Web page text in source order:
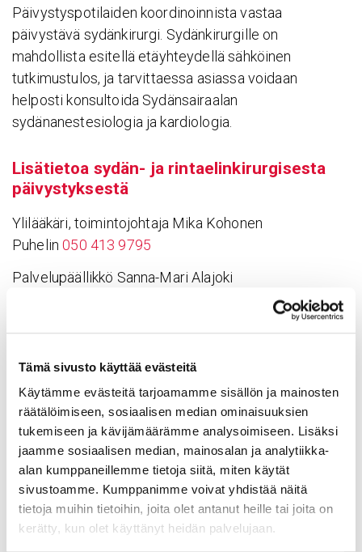
Tämä sivusto käyttää evästeitä
Käytämme evästeitä tarjoamamme sisällön ja mainosten
räätälöimiseen, sosiaalisen median ominaisuuksien
tukemiseen ja kävijämäärämme analysoimiseen. Lisäksi
jaamme sosiaalisen median, mainosalan ja analytiikka-
alan kumppaneillemme tietoja siitä, miten käytät
sivustoamme. Kumppanimme voivat yhdistää näitä
tietoja muihin tietoihin, joita olet antanut heille tai joita on
kerätty, kun olet käyttänyt heidän palvelujaan.
Päivystyspotilaiden koordinoinnista vastaa
päivystävä sydänkirurgi. Sydänkirurgille on
mahdollista esitellä etäyhteydellä sähköinen
tutkimustulos, ja tarvittaessa asiassa voidaan
helposti konsultoida Sydänsairaalan
sydänanestesiologia ja kardiologia.
Lisä­tietoa sydän- ja rintae­lin­ki­rur­gi­sesta
päivys­tyk­sestä
Ylilääkäri, toimintojohtaja Mika Kohonen
Puhelin050 413 9795
Palvelupäällikkö Sanna-Mari Alajoki
Konsultaatiopalvelut➝
Palvelut tilaaja-asiakkaille➝
Hoitopaikan valinta➝
Jaa sivu: